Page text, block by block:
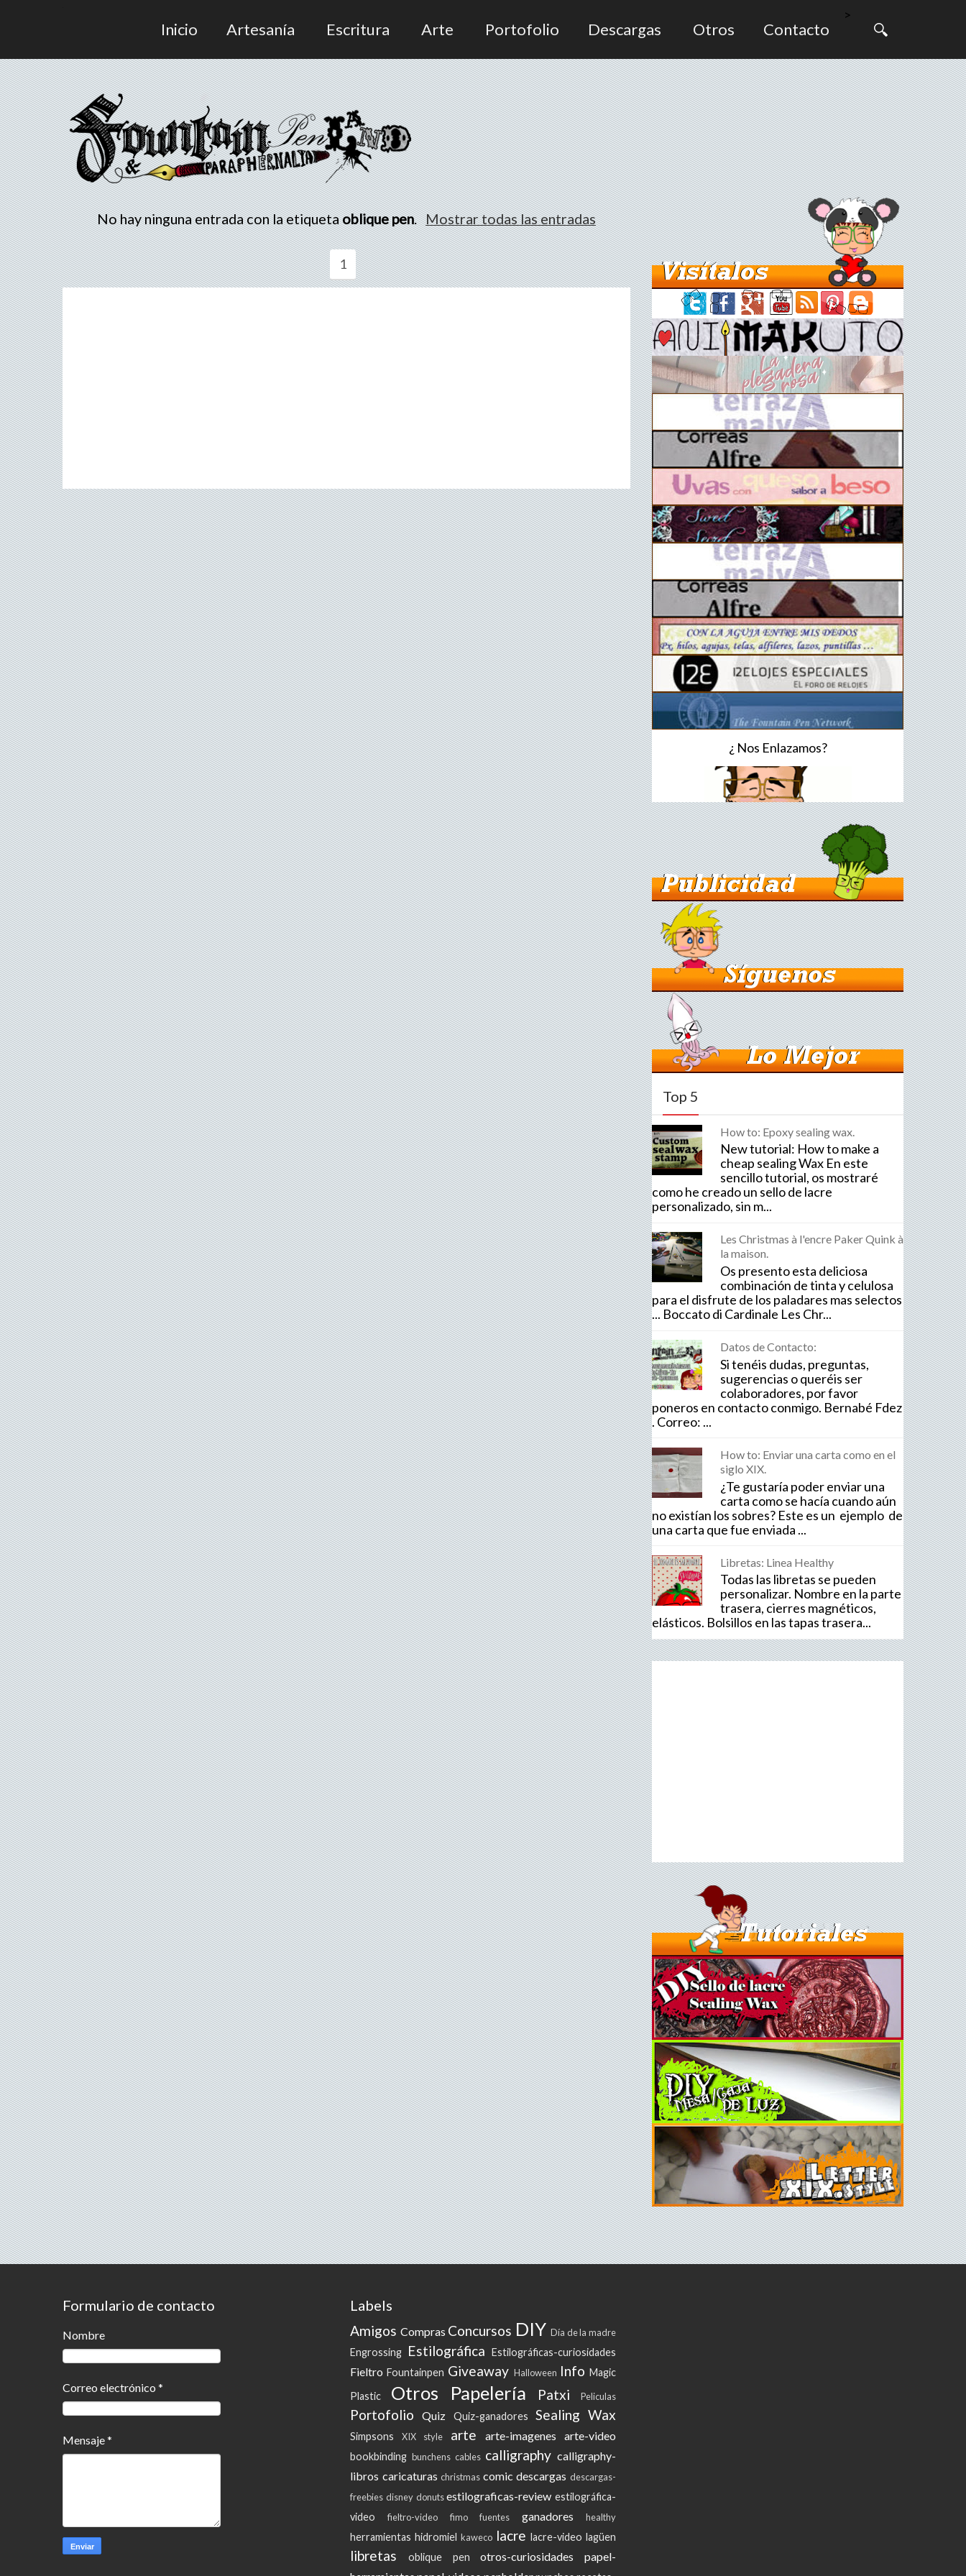
Inicio Artesanía Escritura Arte Portofolio Descargas Otros Contacto
>
No hay ninguna entrada con la etiquetaoblique pen. Mostrar todas las entradas
1
¿ Nos Enlazamos?
Top 5
How to: Epoxy sealing wax.
New tutorial: How to make a
cheap sealing Wax En este
sencillo tutorial, os mostraré
como he creado un sello de lacre
personalizado, sin m...
Les Christmas à l'encre Paker Quink à
la maison.
Os presento esta deliciosa
combinación de tinta y celulosa
para el disfrute de los paladares mas selectos
... Boccato di Cardinale Les Chr...
Datos de Contacto:
Si tenéis dudas, preguntas,
sugerencias o queréis ser
colaboradores, por favor
poneros en contacto conmigo. Bernabé Fdez
. Correo: ...
How to: Enviar una carta como en el
siglo XIX.
¿Te gustaría poder enviar una
carta como se hacía cuando aún
no existían los sobres? Este es un ejemplo de
una carta que fue enviada ...
Libretas: Linea Healthy
Todas las libretas se pueden
personalizar. Nombre en la parte
trasera, cierres magnéticos,
elásticos. Bolsillos en las tapas trasera...
Formulario de contacto
Nombre
Correo electrónico *
Mensaje*
Labels
Amigos Compras Concursos DIY Día de la madre
Engrossing Estilográfica Estilográficas-curiosidades
Fieltro Fountainpen Giveaway Halloween Info Magic
Plastic
Otros Papelería Patxi Peliculas
Portofolio Quiz Quiz-ganadores Sealing Wax
Simpsons XIX style arte arte-imagenes arte-video
bookbinding bunchens cables calligraphy calligraphy-
libros caricaturas christmas comic descargas descargas-
freebies disney donuts estilograficas-review estilográfica-
video
fieltro-video fimo fuentes ganadores healthy
herramientas hidromiel kaweco lacre lacre-video lagüen
libretas oblique pen otros-curiosidades
papel-